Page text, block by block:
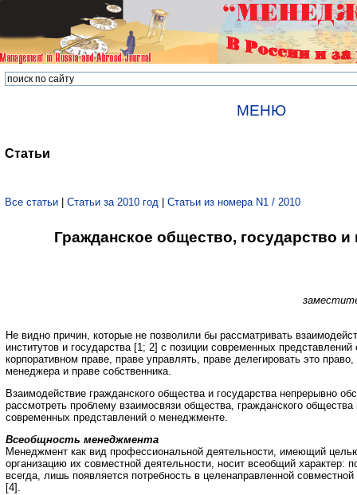
МЕНЮ
Статьи
Все статьи | Статьи за 2010 год | Статьи из номера N1 / 2010
Гражданское общество, государство
Не видно причин, которые не позволили бы рассматривать
институтов и государства [1; 2] с позиции современных
корпоративном праве, праве управлять, праве делегировать это право,
менеджера и праве собственника.
Взаимодействие гражданского общества и государства непрерывно
рассмотреть проблему взаимосвязи общества, гражданского общества
современных представлений о менеджменте.
Всеобщность менеджмента
Менеджмент как вид профессиональной деятельности, имеющий
организацию их совместной деятельности, носит всеобщий характер:
всегда, лишь появляется потребность в целенаправленной
[4].